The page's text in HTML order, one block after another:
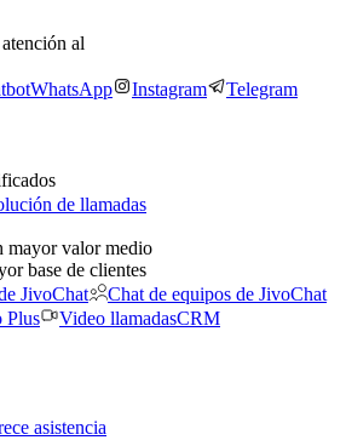
al
WhatsApp Instagram Telegram
de llamadas
mayor valor medio
base de clientes
JivoChat
Chat de equipos de JivoChat
Plus Video llamadasCRM
asistencia